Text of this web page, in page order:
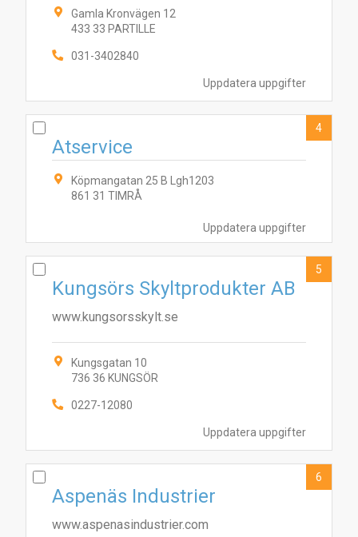
Uppdatera uppgifter
Gamla Kronvägen 12
433 33 PARTILLE
031-3402840
Uppdatera uppgifter
Atservice
Köpmangatan 25 B Lgh1203
861 31 TIMRÅ
4
Uppdatera uppgifter
Kungsörs Skyltprodukter AB
www.kungsorsskylt.se
Kungsgatan 10
736 36 KUNGSÖR
0227-12080
5
Aspenäs Industrier
www.aspenasindustrier.com
6